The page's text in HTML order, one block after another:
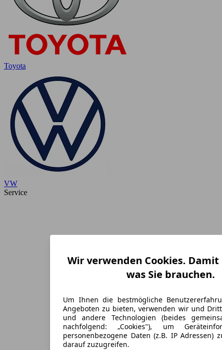
Toyota
VW
Service
Wir verwenden Cookies.
was Sie brauchen.
Um Ihnen die bestmögliche
Angeboten zu bieten, verwenden wir und
und andere Technologien (beides
nachfolgend: „Cookies"), um
personenbezogene Daten (z.B. IP Adressen)
darauf zuzugreifen.